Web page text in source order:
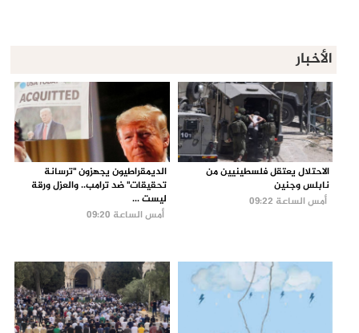
الأخبار
الاحتلال يعتقل فلسطينيين من
نابلس وجنين
أمس الساعة 09:22
الديمقراطيون يجهزون "ترسانة
تحقيقات" ضد ترامب.. والعزل ورقة
ليست ...
أمس الساعة 09:20